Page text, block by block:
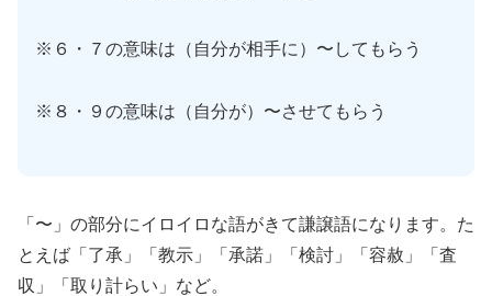
※６・７の意味は（自分が相手に）〜してもらう
※８・９の意味は（自分が）〜させてもらう
「〜」の部分にイロイロな語がきて謙譲語になります。た
とえば「了承」「教示」「承諾」「検討」「容赦」「査
収」「取り計らい」など。